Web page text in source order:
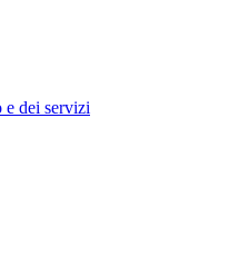
e dei servizi